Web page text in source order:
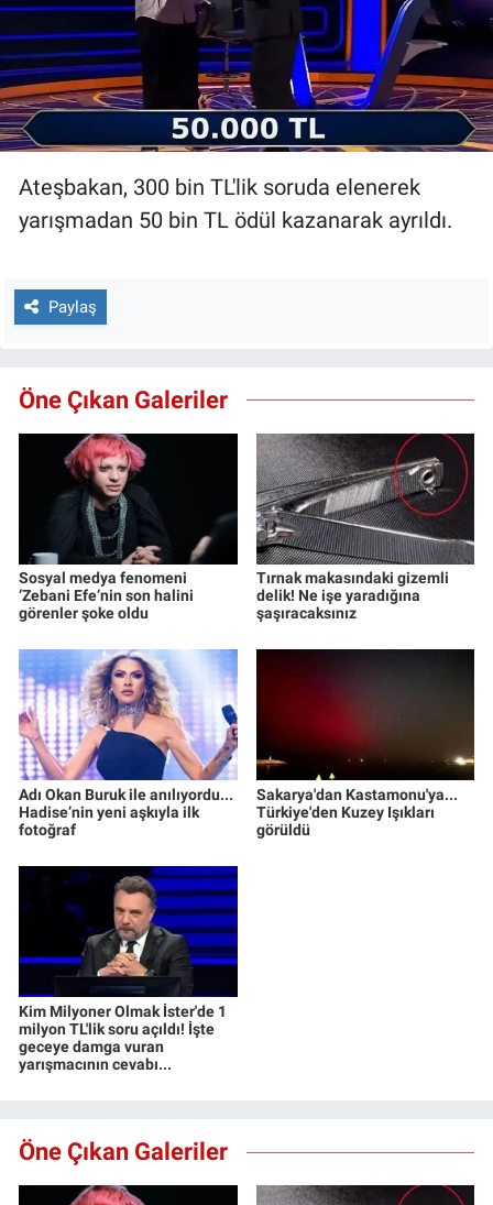
Ateşbakan, 300 bin TL'lik soruda elenerek
yarışmadan 50 bin TL ödül kazanarak ayrıldı.
Paylaş
Öne Çıkan Galeriler
Sosyal medya fenomeni
‘Zebani Efe’nin son halini
görenler şoke oldu
Tırnak makasındaki gizemli
delik! Ne işe yaradığına
şaşıracaksınız
Adı Okan Buruk ile anılıyordu...
Hadise’nin yeni aşkıyla ilk
fotoğraf
Sakarya'dan Kastamonu'ya...
Türkiye'den Kuzey Işıkları
görüldü
Kim Milyoner Olmak İster'de 1
milyon TL'lik soru açıldı! İşte
geceye damga vuran
yarışmacının cevabı...
Öne Çıkan Galeriler